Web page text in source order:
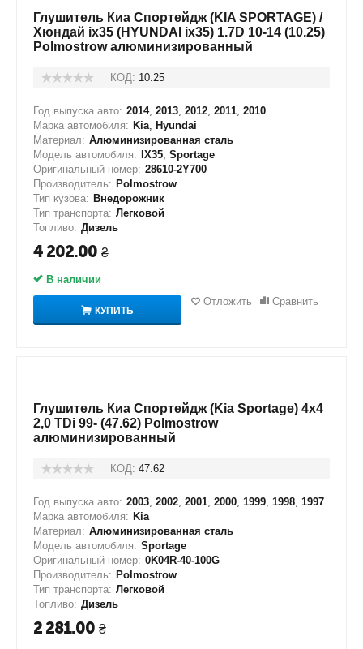
Глушитель Киа Спортейдж (KIA SPORTAGE) /
Хюндай ix35 (HYUNDAI ix35) 1.7D 10-14 (10.25)
Polmostrow алюминизированный
КОД: 10.25
Год выпуска авто: 2014, 2013, 2012, 2011, 2010
Марка автомобиля: Kia, Hyundai
Материал: Алюминизированная сталь
Модель автомобиля:
IX35, Sportage
Оригинальный номер: 28610-2Y700
Производитель: Polmostrow
Тип кузова: Внедорожник
Тип транспорта: Легковой
Топливо: Дизель
4 202.00 ₴
В наличии
КУПИТЬ
Отложить Сравнить
Глушитель Киа Спортейдж (Kia Sportage) 4x4
2,0 TDi 99- (47.62) Polmostrow
алюминизированный
КОД: 47.62
Год выпуска авто: 2003, 2002, 2001, 2000, 1999, 1998, 1997
Марка автомобиля: Kia
Материал: Алюминизированная сталь
Модель автомобиля: Sportage
Оригинальный номер: 0K04R-40-100G
Производитель: Polmostrow
Тип транспорта: Легковой
Топливо: Дизель
2 281.00 ₴